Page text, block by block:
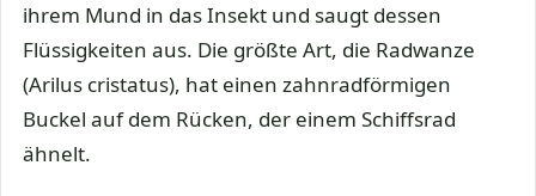
ihrem Mund in das Insekt und saugt dessen
Flüssigkeiten aus. Die größte Art, die Radwanze
(Arilus cristatus), hat einen zahnradförmigen
Buckel auf dem Rücken, der einem Schiffsrad
ähnelt.